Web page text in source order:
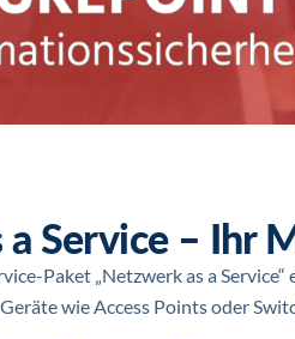
Service – Ihr
Paket „Netzwerk as a
wie Access Points oder